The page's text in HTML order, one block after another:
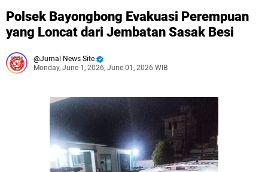
Polsek Bayongbong Evakuasi Perempuan
yang Loncat dari Jembatan Sasak Besi
Jurnal News Site
Monday, June 1, 2026, June 01, 2026 WIB